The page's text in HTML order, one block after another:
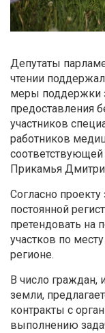
Депутаты
чтении
меры поддержки
предоставления
участников
работников
Прикамья
Согласно
постоянной
претендовать на
участков по
регионе.
В число
земли,
контракты с
выполнению